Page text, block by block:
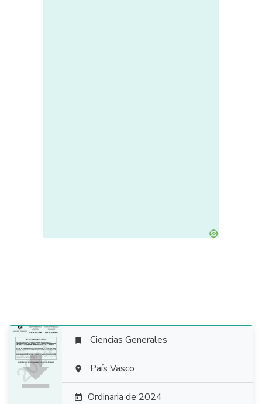

 Ciencias Generales
 País Vasco
 Ordinaria de 2024